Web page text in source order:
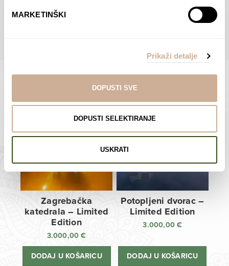
MARKETINŠKI
Prikaži detalje
DOPUSTI SVE
DOPUSTI SELEKTIRANJE
USKRATI
do
138,00 €
POGLEDAJTE SVE PROIZVODE U OVOJ KATEGORIJI
Limited Edition Fotografije
Zagrebačka
katedrala – Limited
Edition
3.000,00€
DODAJ U KOŠARICU
Potopljeni dvorac –
Limited Edition
3.000,00€
DODAJ U KOŠARICU